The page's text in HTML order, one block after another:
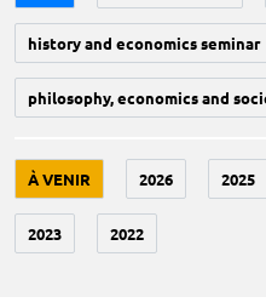
history and economics seminar
philosophy, economics and
À VENIR 2026 2025
2023 2022